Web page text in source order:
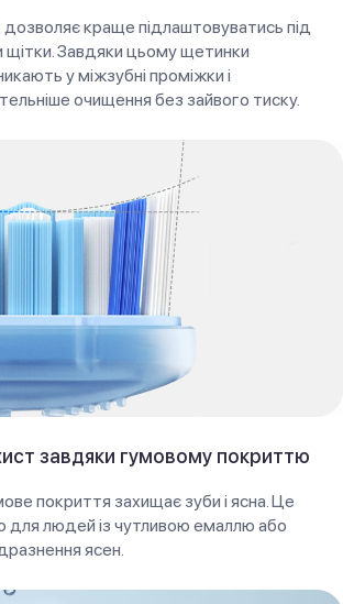
дозволяє краще підлаштовуватись під
щітки. Завдяки цьому щетинки
у міжзубні проміжки і
очищення без зайвого тиску.
завдяки гумовому покриттю
покриття захищає зуби і ясна. Це
для людей із чутливою емаллю або
ясен.